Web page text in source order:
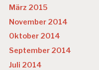
März 2015
November 2014
Oktober 2014
September 2014
Juli 2014